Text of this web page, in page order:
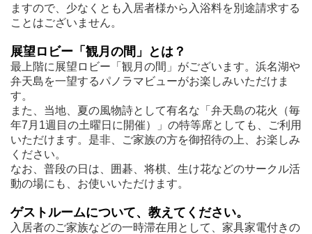
ますので、少なくとも入居者様から入浴料を別途請求する
ことはございません。
展望ロビー「観月の間」とは？
最上階に展望ロビー「観月の間」がございます。浜名湖や
弁天島を一望するパノラマビューがお楽しみいただけま
す。
また、当地、夏の風物詩として有名な「弁天島の花火（毎
年7月1週目の土曜日に開催）」の特等席としても、ご利用
いただけます。是非、ご家族の方を御招待の上、お楽しみ
ください。
なお、普段の日は、囲碁、将棋、生け花などのサークル活
動の場にも、お使いいただけます。
ゲストルームについて、教えてください。
入居者のご家族などの一時滞在用として、家具家電付きの